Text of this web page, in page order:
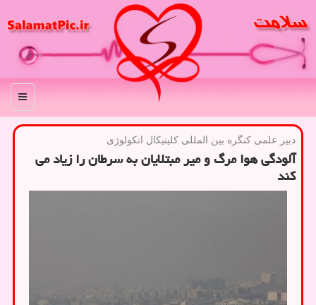
منو
دبیر علمی كنگره بین المللی كلینیكال انكولوژی
آلودگی هوا مرگ و میر مبتلایان به سرطان را زیاد می
كند